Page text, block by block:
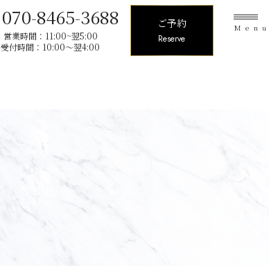
070-8465-3688
営業時間：11:00~翌5:00
受付時間：10:00〜翌4:00
ご予約
Reserve